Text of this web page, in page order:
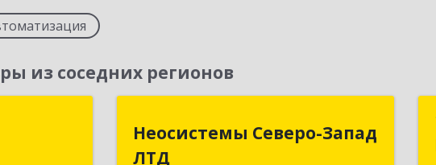
из соседних регионов
Неосистемы Северо-Запад
ЛТД
ЛТД